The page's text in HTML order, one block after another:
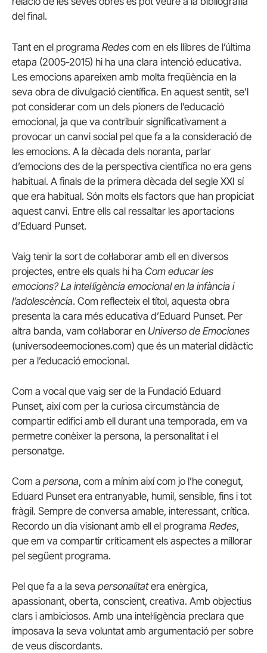
del final.
Tant en el programa Redes com en els llibres de l’última
etapa (2005-2015) hi ha una clara intenció educativa.
Les emocions apareixen amb molta freqüència en la
seva obra de divulgació científica. En aquest sentit, se’l
pot considerar com un dels pioners de l’educació
emocional, ja que va contribuir significativament a
provocar un canvi social pel que fa a la consideració de
les emocions. A la dècada dels noranta, parlar
d’emocions des de la perspectiva científica no era gens
habitual. A finals de la primera dècada del segle XXI sí
que era habitual. Són molts els factors que han propiciat
aquest canvi. Entre ells cal ressaltar les aportacions
d’Eduard Punset.
Vaig tenir la sort de col·laborar amb ell en diversos
projectes, entre els quals hi ha Com educar les
emocions? La intel·ligència emocional en la infància i
l’adolescència. Com reflecteix el títol, aquesta obra
presenta la cara més educativa d’Eduard Punset. Per
altra banda, vam col·laborar en Universo de Emociones
(universodeemociones.com) que és un material didàctic
per a l’educació emocional.
Com a vocal que vaig ser de la Fundació Eduard
Punset, així com per la curiosa circumstància de
compartir edifici amb ell durant una temporada, em va
permetre conèixer la persona, la personalitat i el
personatge.
Com a persona, com a mínim així com jo l’he conegut,
Eduard Punset era entranyable, humil, sensible, fins i tot
fràgil. Sempre de conversa amable, interessant, crítica.
Recordo un dia visionant amb ell el programa Redes,
que em va compartir críticament els aspectes a millorar
pel següent programa.
Pel que fa a la seva personalitatera enèrgica,
apassionant, oberta, conscient, creativa. Amb objectius
clars i ambiciosos. Amb una intel·ligència preclara que
imposava la seva voluntat amb argumentació per sobre
de veus discordants.